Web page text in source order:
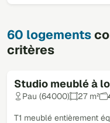
60 logements
critères
Studio meublé à
Pau (64000) 27 m²
T1 meublé entièrement